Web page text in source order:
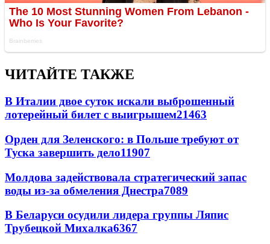
ЧИТАЙТЕ ТАКЖЕ
В Италии двое суток искали выброшенный
лотерейный билет с выигрышем21463
Орден для Зеленского: в Польше требуют от
Туска завершить дело11907
Молдова задействовала стратегический запас
воды из-за обмеления Днестра7089
В Беларуси осудили лидера группы Ляпис
Трубецкой Михалка6367